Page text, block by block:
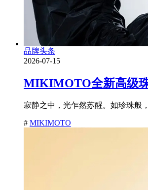
品牌头条
2026-07-15
MIKIMOTO全新高级
寂静之中，光乍然苏醒。如珍珠般
# MIKIMOTO